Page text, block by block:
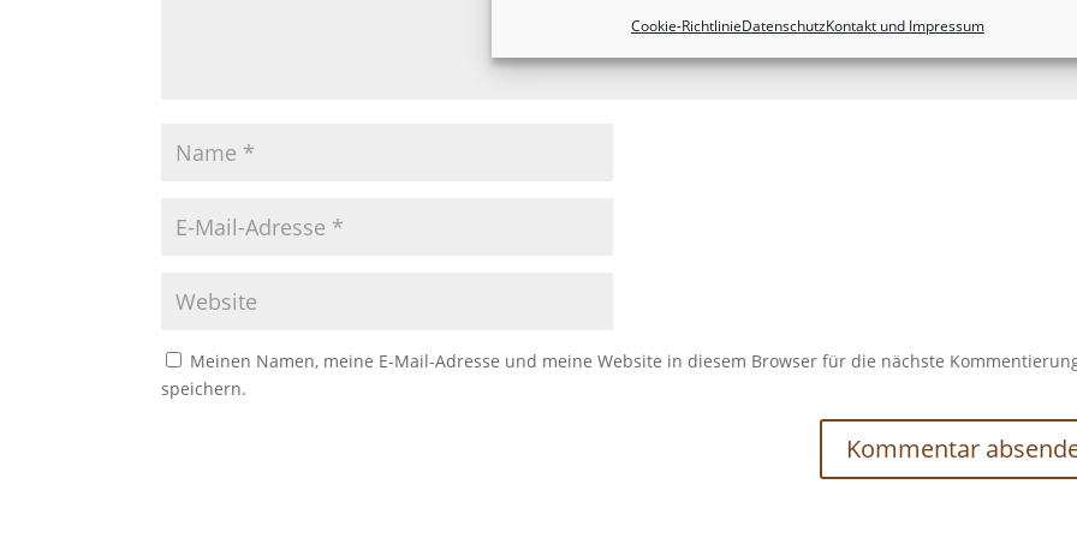
Cookie-RichtlinieDatenschutzKontakt und Impressum
Meinen Namen, meine E-Mail-Adresse und meine Website in diesem Browser für die nächste
speichern.